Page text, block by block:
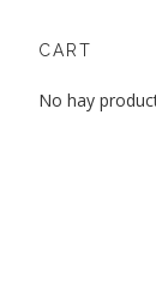
CART
No hay